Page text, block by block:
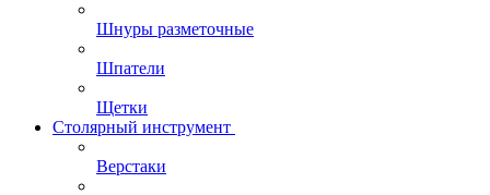
Шнуры разметочные
Шпатели
Щетки
Столярный инструмент
Верстаки